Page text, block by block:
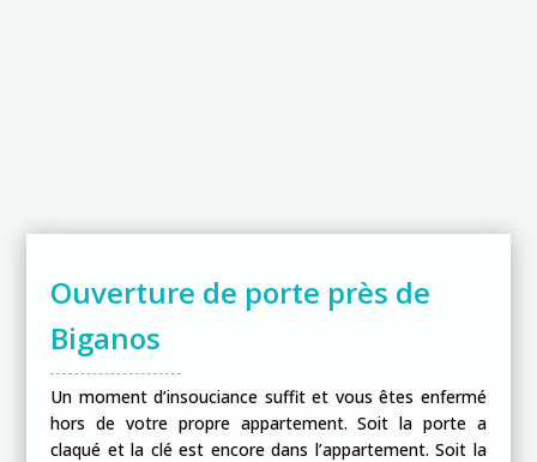
Ouverture de porte près de
Biganos
Un moment d’insouciance suffit et vous êtes enfermé
hors de votre propre appartement. Soit la porte a
claqué et la clé est encore dans l’appartement. Soit la